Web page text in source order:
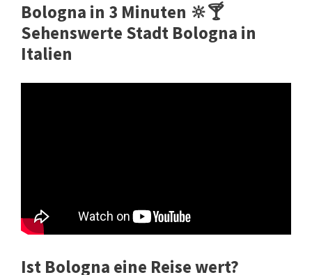
Bologna in 3 Minuten 🔆🍸
Sehenswerte Stadt Bologna in
Italien
Ist Bologna eine Reise wert?